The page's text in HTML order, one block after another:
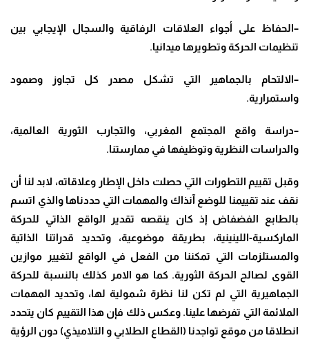
–الحفاظ على أجواء العلاقات الرفاقية والسجال الإيجابي بين
تنظيمات الحركة وتطويرها ميدانيا.
–الالتحام بالجماهير التي تشكل مصدر كل تجاوز وصمود
واستمرارية.
–دراسة واقع المجتمع المغربي، والتجارب الثورية العالمية،
والدراسات النظرية وتوظيفها في ممارستنا.
وقبل تقييم التطورات التي حصلت داخل الإطار وعلاقاته، لابد لنا أن
نقف عند تقييمنا للوضع آنذاك والمهمات التي حددناها والذي اتسم
بالطابع الفضفاض إذ كان ينقصه تقدير الواقع الذاتي للحركة
الماركسية-اللينينية، بطريقة موضوعية، وتحديد قدراتنا الذاتية
والمستلزمات التي تمكننا من الفعل في الواقع لتغيير موازين
القوى لصالح الحركة الثورية. كما هو الامر كذلك بالنسبة للحركة
الجماهيرية التي لم تكن لنا نظرة شمولية لها، وتحديد المهمات
الملائمة التي تفرضها علينا. وعكس ذلك فإن هذا التقييم كان يتحدد
انطلاقا من موقع تواجدنا (القطاع الطلابي و التلاميذي) دون الرؤية